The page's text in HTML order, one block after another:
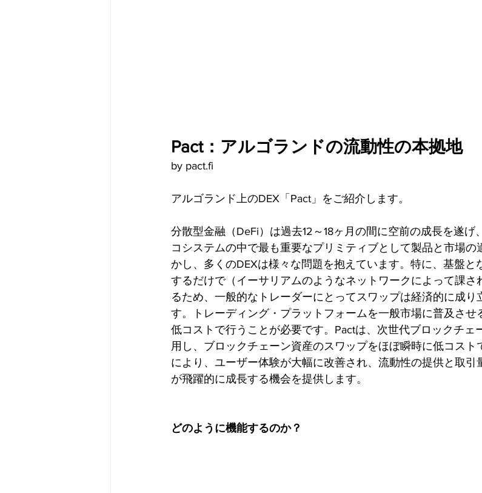
Pact：アルゴランドの流動性の本拠地
by pact.fi
アルゴランド上のDEX「Pact」をご紹介します。
分散型金融（DeFi）は過去12～18ヶ月の間に空前の成長を遂げ
コシステムの中で最も重要なプリミティブとして製品と市場の
かし、多くのDEXは様々な問題を抱えています。特に、基盤と
するだけで（イーサリアムのようなネットワークによって課さ
るため、一般的なトレーダーにとってスワップは経済的に成り
す。トレーディング・プラットフォームを一般市場に普及させ
低コストで行うことが必要です。Pactは、次世代ブロックチェ
用し、ブロックチェーン資産のスワップをほぼ瞬時に低コス
により、ユーザー体験が大幅に改善され、流動性の提供と取引
が飛躍的に成長する機会を提供します。
どのように機能するのか？